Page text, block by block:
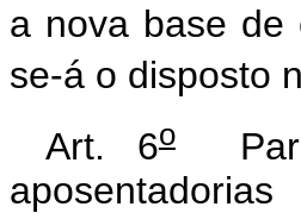
a nova base de
se-á o disposto
Art. 6oPara